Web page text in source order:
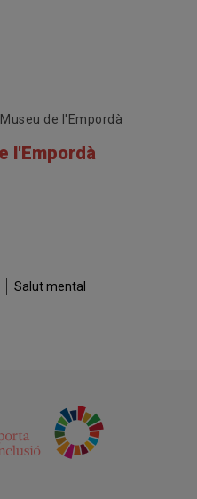
Museu de l'Empordà
l'Empordà
Salut mental